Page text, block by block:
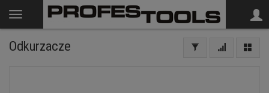
Odkurzacze